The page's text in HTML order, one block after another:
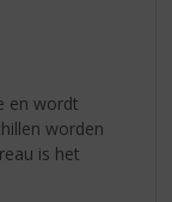
en wordt
worden
is het